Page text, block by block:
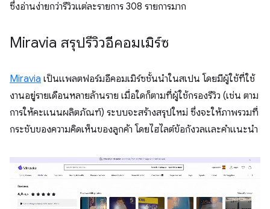
ซึ่งอ่านง่ายกว่ารีวิวแต่ละรายการ 308 รายการมาก
Miravia สรุปรีวิวอีคอมเมิร์ซ
Miravia เป็นแพลตฟอร์มอีคอมเมิร์ซชั้นนำในสเปน โดยมีผู้ใช้ที่ใช้
งานอยู่รายเดือนหลายล้านราย เมื่อใดก็ตามที่ผู้ใช้กรองรีวิว (เช่น ตาม
การให้คะแนนผลิตภัณฑ์) ระบบจะสร้างสรุปใหม่ ซึ่งจะให้ภาพรวมที่
กระชับของความคิดเห็นของลูกค้า โดยไฮไลต์ข้อกังวลและคำแนะนำ